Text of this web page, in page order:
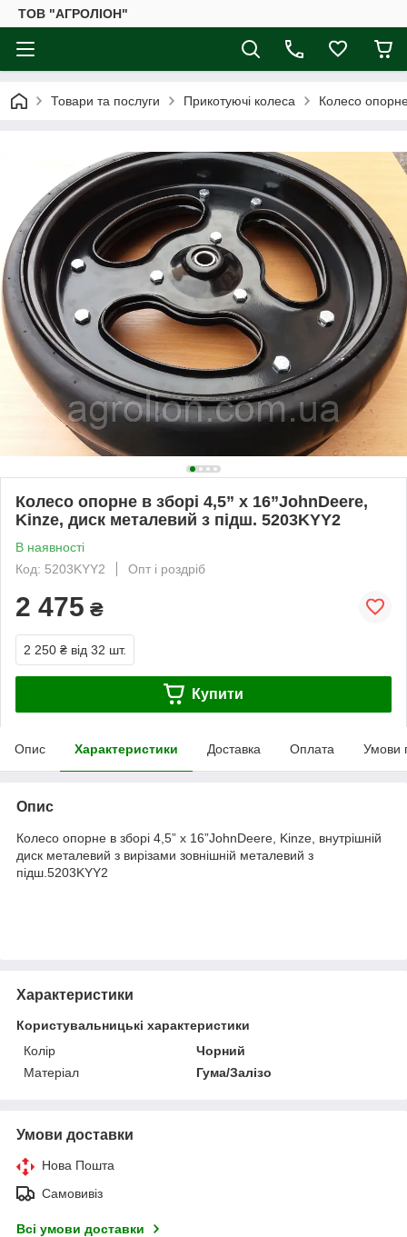
ТОВ "АГРОЛІОН"
Товари та послуги Прикотуючі колеса Колесо
Колесо опорне в зборі 4,5” x 16”JohnDeere,
Kinze, диск металевий з підш. 5203KYY2
В наявності
Код: 5203KYY2
Опт і роздріб
2 475 ₴
2 250 ₴ від 32 шт.
Купити
Опис Характеристики Доставка Оплата Умови
Опис
Колесо опорне в зборі 4,5” x 16”JohnDeere, Kinze, внутрішній
диск металевий з вирізами зовнішній металевий з
підш.5203KYY2
Характеристики
Користувальницькі характеристики
Колір
Чорний
Матеріал
Гума/Залізо
Умови доставки
Нова Пошта
Самовивіз
Всі умови доставки